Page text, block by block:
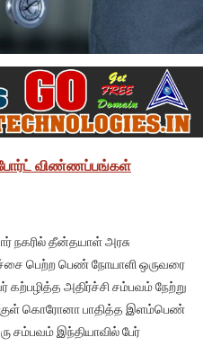
விண்ணப்பங்கள்
நகரில் தீன்தயாள் அரசு
பெற்ற பெண் நோயாளி ஒருவரை
கற்பழித்த அதிர்ச்சி சம்பவம் நேற்று
கொரோனா பாதித்த இளம்பெண்
சம்பவம் இந்தியாவில் பேர்